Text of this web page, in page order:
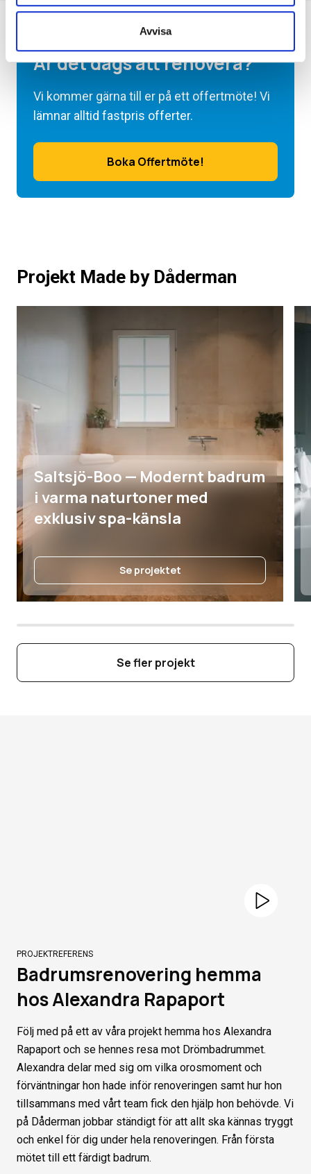
Avvisa
Är det dags att renovera?
Vi kommer gärna till er på ett offertmöte! Vi
lämnar alltid fastpris offerter.
Boka Offertmöte!
Projekt Made by Dåderman
Saltsjö-Boo — Modernt badrum
i varma naturtoner med
exklusiv spa-känsla
Se projektet
Se fler projekt
Pause
Play
PROJEKTREFERENS
Badrumsrenovering hemma
hos Alexandra Rapaport
Följ med på ett av våra projekt hemma hos Alexandra
Rapaport och se hennes resa mot Drömbadrummet.
Alexandra delar med sig om vilka orosmoment och
förväntningar hon hade inför renoveringen samt hur hon
tillsammans med vårt team fick den hjälp hon behövde. Vi
på Dåderman jobbar ständigt för att allt ska kännas tryggt
och enkel för dig under hela renoveringen. Från första
mötet till ett färdigt badrum.